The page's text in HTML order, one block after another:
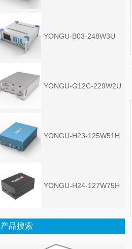
YONGU-B03-248W3U
YONGU-G12C-229W2U
YONGU-H23-125W51H
YONGU-H24-127W75H
产品搜索